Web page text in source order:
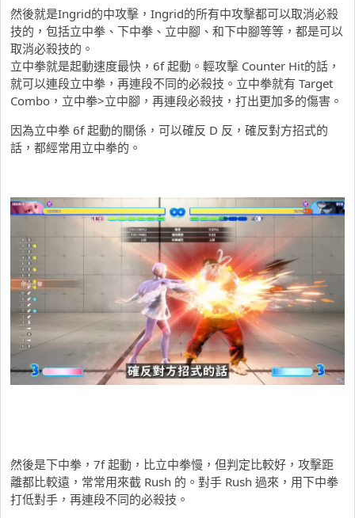
然後就是Ingrid的中攻擊，Ingrid的所有中攻擊都可以取消必殺
技的，包括立中拳、下中拳、立中腳、和下中腳等等，都是可以
取消必殺技的。
立中拳就是起動速度最快，6f 起動。輕攻擊 Counter Hit的話，
就可以連段立中拳，再連段不同的必殺技。立中拳就有 Target
Combo，立中拳>立中腳，再連段必殺技，打出更加多的傷害。
因為立中拳 6f 起動的關係，可以確反 D 反，確反對方招式的
話，都經常用立中拳的。
然後是下中拳，7f 起動，比立中拳慢，但判定比較好，攻擊距
離都比較遠，常常用來截 Rush 的。對手 Rush 過來，用下中拳
打低對手，再連段不同的必殺技。